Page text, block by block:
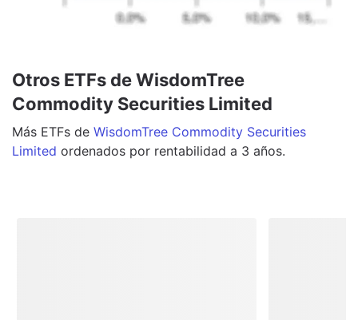
Otros ETFs de WisdomTree
Commodity Securities Limited
Más ETFs de WisdomTree Commodity Securities
Limited ordenados por rentabilidad a 3 años.